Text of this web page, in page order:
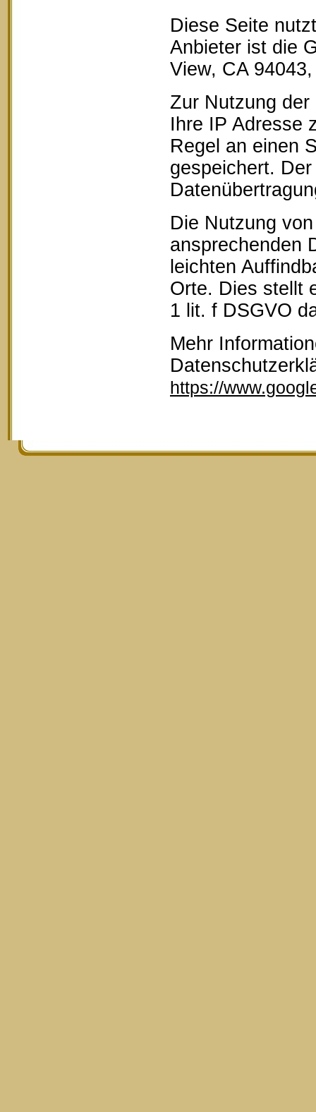
Diese Seite
Anbieter ist die
View, CA
Zur Nutzung
Ihre IP Adresse
Regel an einen
gespeichert.
Die Nutzung
ansprechenden
leichten
Orte. Dies stellt
1 lit. f DSGVO
Mehr
https://